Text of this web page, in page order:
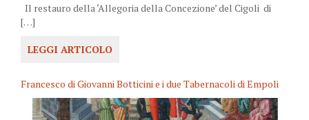
Il restauro della ‘Allegoria della Concezione’ del Cigoli di
[…]
LEGGI ARTICOLO
Francesco di Giovanni Botticini e i due Tabernacoli di Empoli